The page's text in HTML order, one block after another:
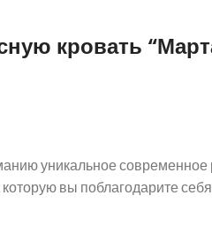
кровать
уникальное современное
вы поблагодарите